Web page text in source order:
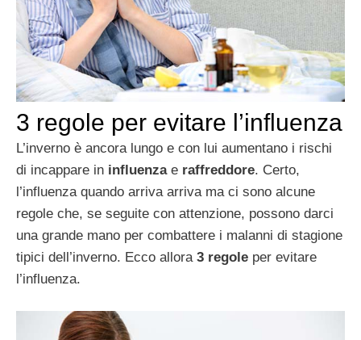
3 regole per evitare l’influenza
L’inverno è ancora lungo e con lui aumentano i rischi
di incappare in influenzae raffreddore. Certo,
l’influenza quando arriva arriva ma ci sono alcune
regole che, se seguite con attenzione, possono darci
una grande mano per combattere i malanni di stagione
tipici dell’inverno. Ecco allora 3 regole per evitare
l’influenza.